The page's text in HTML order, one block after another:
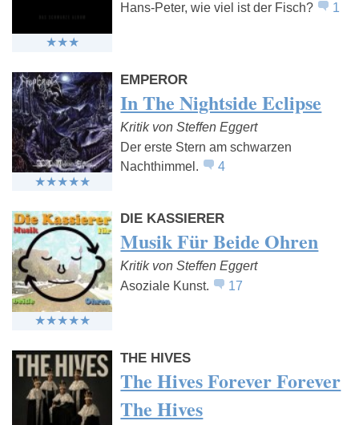
Hans-Peter, wie viel ist der Fisch?
1
EMPEROR
In The Nightside Eclipse
Kritik von Steffen Eggert
Der erste Stern am schwarzen
Nachthimmel.
4
DIE KASSIERER
Musik Für Beide Ohren
Kritik von Steffen Eggert
Asoziale Kunst.
17
THE HIVES
The Hives Forever Forever
The Hives